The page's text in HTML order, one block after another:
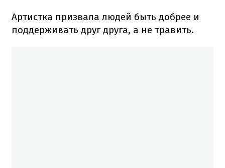
Артистка призвала людей быть добрее и
поддерживать друг друга, а не травить.